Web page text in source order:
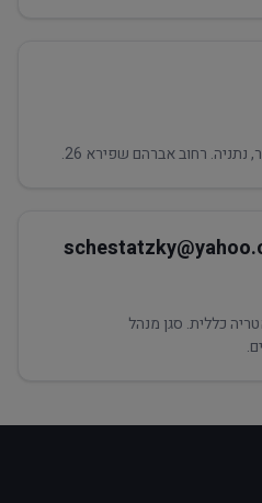
רחוב אברהם שפירא 26.
כללית. סגן מנהל